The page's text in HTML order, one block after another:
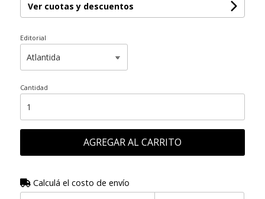
Ver cuotas y descuentos
Editorial
Cantidad
AGREGAR AL CARRITO
Calculá el costo de envío